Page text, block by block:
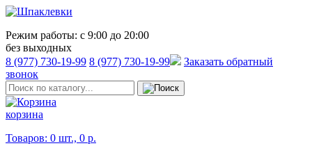
Режим работы: с 9:00 до 20:00
без выходных
8 (977) 730-19-99 8 (977) 730-19-99
Заказать обратный
звонок
корзина
Товаров: 0 шт., 0 р.